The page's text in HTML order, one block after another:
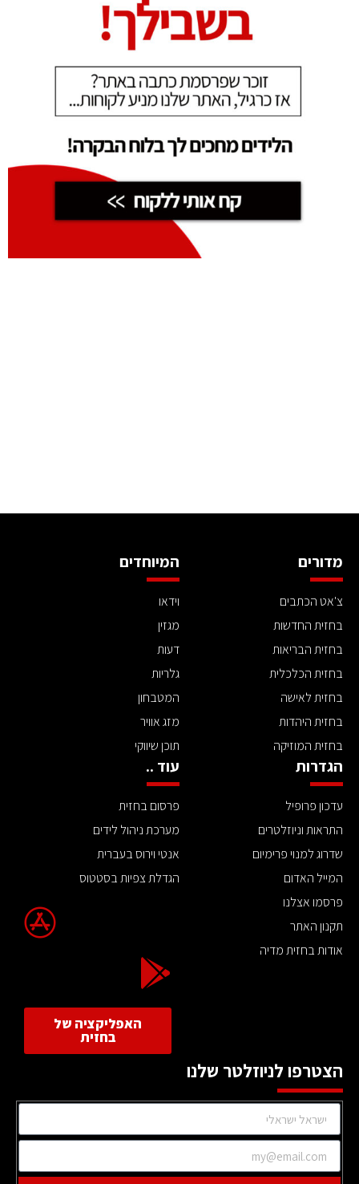
מדורים
צ'אט הכתבים
בחזית החדשות
בחזית הבריאות
בחזית הכלכלית
בחזית לאישה
בחזית היהדות
בחזית המוזיקה
המיוחדים
וידאו
מגזין
דעות
גלריות
המטבחון
מזג אוויר
תוכן שיווקי
הגדרות
עדכון פרופיל
התראות וניוזלטרים
שדרוג למנוי פרימיום
המייל האדום
פרסמו אצלנו
תקנון האתר
אודות בחזית מדיה
עוד ..
פרסום בחזית
מערכת ניהול לידים
אנטי וירוס בעברית
הגדלת צפיות בסטטוס
האפליקציה של
בחזית
הצטרפו לניוזלטר שלנו